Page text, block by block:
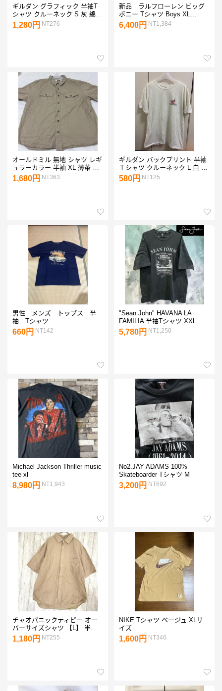
ギルダン グラフィック 半袖T
シャツ クルーネック S 灰 綿
タウンユース
1,280円 NT276
新品 ラルフローレン ビッグ
ポニー Tシャツ Boys XL
18/20 170
6,400円 NT1,384
オールドミル 無地 シャツ レギ
ュラーカラー 半袖 XL 薄茶 綿
アウトドア
1,680円 NT363
ギルダン バックプリント 半袖
Ｔシャツ クルーネック L 白 綿
ストリート
580円 NT125
男性 メンズ トップス 半
袖 Tシャツ
660円 NT142
"Sean John" HAVANA LA
FAMILIA 半袖Tシャツ XXL
5,780円 NT1,250
Michael Jackson Thriller music
tee xl
8,980円 NT1,943
No2.JAY ADAMS 100%
Skateboarder Tシャツ M
3,200円 NT692
チャオパニックティピー オー
バーサイズシャツ 【L】 半袖
コットン ベージュ
1,180円 NT255
NIKE Tシャツ ベージュ XLサ
イズ
1,600円 NT346